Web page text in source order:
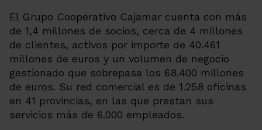
El Grupo Cooperativo Cajamar cuenta con más
de 1,4 millones de socios, cerca de 4 millones
de clientes, activos por importe de 40.461
millones de euros y un volumen de negocio
gestionado que sobrepasa los 68.400 millones
de euros. Su red comercial es de 1.258 oficinas
en 41 provincias, en las que prestan sus
servicios más de 6.000 empleados.